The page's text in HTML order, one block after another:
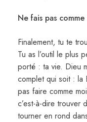
Ne fais pas comme
Finalement, tu te
Tu as l’outil le plus
porté : ta vie. Dieu
complet qui soit : la
pas faire comme
c’est-à-dire trouver
tourner en rond